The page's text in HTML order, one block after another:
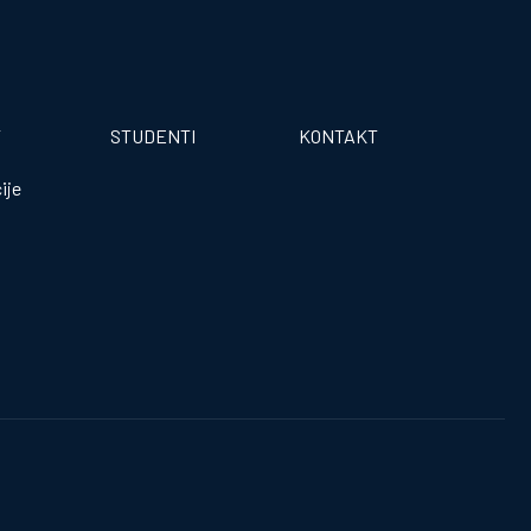
STUDENTI KONTAKT